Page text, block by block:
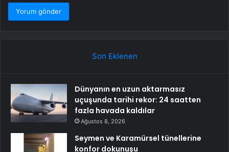
Son Eklenen
Dünyanın en uzun aktarmasız
uçuşunda tarihi rekor: 24 saatten
fazla havada kaldılar
Ağustos 8, 2026
Seymen ve Karamürsel tünellerine
konfor dokunuşu